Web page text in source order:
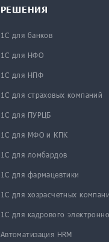
РЕШЕНИЯ
1С для банков
1С для НФО
1С для НПФ
1С для страховых компаний
1С для ПУРЦБ
1С для МФО и КПК
1С для ломбардов
1С для фармацевтики
1С для хозрасчетных
1С для кадрового
Автоматизация HRM